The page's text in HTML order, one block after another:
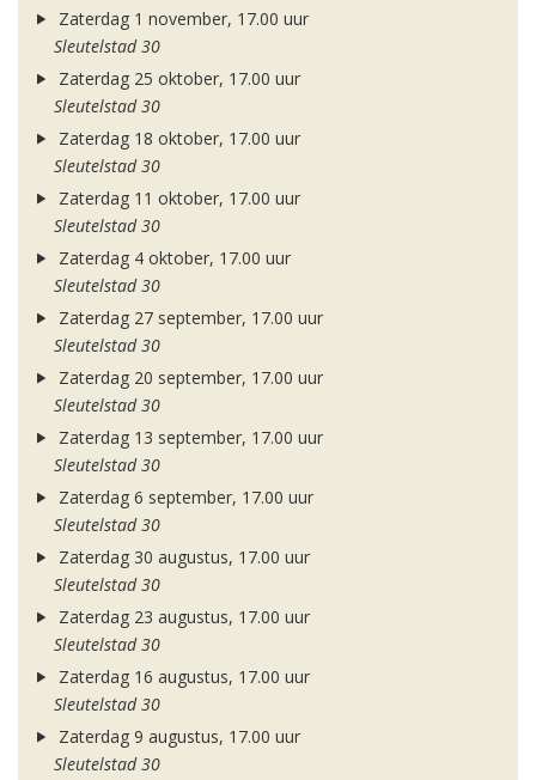
Zaterdag 1 november, 17.00 uur
Sleutelstad 30
Zaterdag 25 oktober, 17.00 uur
Sleutelstad 30
Zaterdag 18 oktober, 17.00 uur
Sleutelstad 30
Zaterdag 11 oktober, 17.00 uur
Sleutelstad 30
Zaterdag 4 oktober, 17.00 uur
Sleutelstad 30
Zaterdag 27 september, 17.00 uur
Sleutelstad 30
Zaterdag 20 september, 17.00 uur
Sleutelstad 30
Zaterdag 13 september, 17.00 uur
Sleutelstad 30
Zaterdag 6 september, 17.00 uur
Sleutelstad 30
Zaterdag 30 augustus, 17.00 uur
Sleutelstad 30
Zaterdag 23 augustus, 17.00 uur
Sleutelstad 30
Zaterdag 16 augustus, 17.00 uur
Sleutelstad 30
Zaterdag 9 augustus, 17.00 uur
Sleutelstad 30